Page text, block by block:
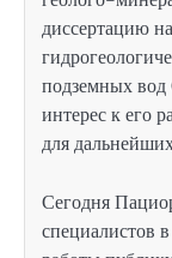
диссертацию
подземных
интерес к его
для
Сегодня
специалистов